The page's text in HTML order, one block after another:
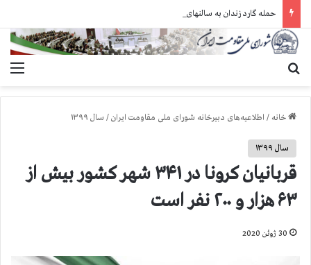
خانه / اطلاعیه‌های دبیرخانه شورای ملی مقاومت ایران/ سال ۱۳۹۹
سال ۱۳۹۹
قربانیان کرونا در ۳۴۱ شهر کشور بیش از
۶۳ هزار و ۲۰۰ نفر است
30 ژوئن 2020